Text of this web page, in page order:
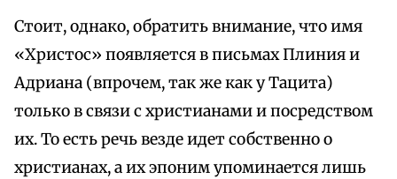
Стоит, однако, обратить внимание, что имя
«Христос» появляется в письмах Плиния и
Адриана (впрочем, так же как у Тацита)
только в связи с христианами и посредством
их. То есть речь везде идет собственно о
христианах, а их эпоним упоминается лишь